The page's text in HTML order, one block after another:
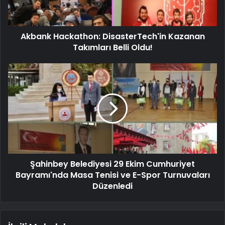
Akbank Hackathon: DisasterTech'in Kazanan
Takımları Belli Oldu!
Şahinbey Belediyesi 29 Ekim Cumhuriyet
Bayramı'nda Masa Tenisi ve E-Spor Turnuvaları
Düzenledi